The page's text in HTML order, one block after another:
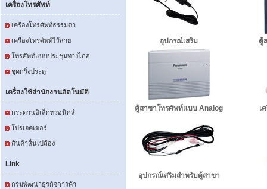
เครื่องโทรศัพท์
เครื่องโทรศัพท์ธรรมดา
เครื่องโทรศัพท์ไร้สาย
โทรศัพท์แบบประชุมทางไกล
ชุดกริ่งประตู
เครื่องใช้สำนักงานอัตโนมัติ
กระดานอิเล็กทรอนิกส์
โปรเจคเตอร์
สินค้าสิ้นเปลือง
Link
กรมพัฒนาธุรกิจการค้า
อุปกรณ์เสริม ตู้
ตู้สาขาโทรศัพท์แบบ Analog เ
อุปกรณ์เสริมสำหรับตู้สาขา